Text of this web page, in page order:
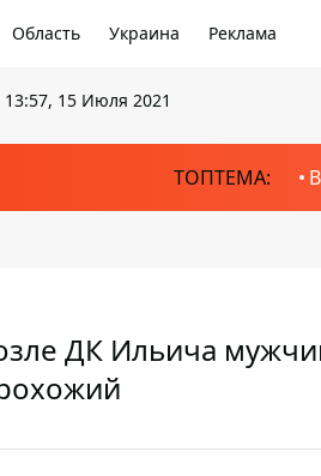
Область Украина Реклама
13:57, 15 Июля 2021
ТОПТЕМА:
ДК Ильича